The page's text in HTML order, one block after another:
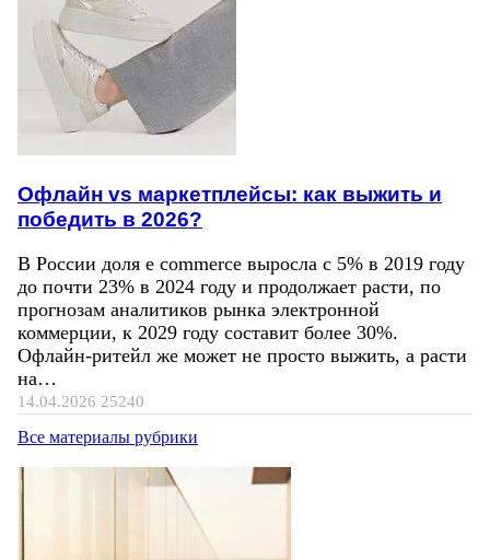
Офлайн vs маркетплейсы: как выжить и
победить в 2026?
В России доля e commerce выросла с 5% в 2019 году
до почти 23% в 2024 году и продолжает расти, по
прогнозам аналитиков рынка электронной
коммерции, к 2029 году составит более 30%.
Офлайн-ритейл же может не просто выжить, а расти
на…
14.04.2026 25240
Все материалы рубрики